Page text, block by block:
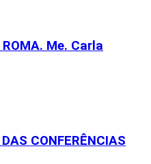
ROMA. Me. Carla
CONFERÊNCIAS